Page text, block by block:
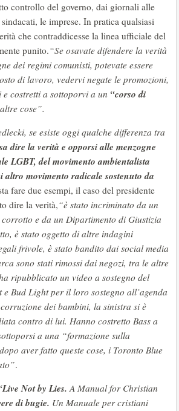
controllo del governo, dai giornali alle
le imprese. In pratica qualsiasi
che contraddicesse la linea ufficiale del
punito.“Se osavate difendere la verità
dei regimi comunisti, potevate essere
di lavoro, vedervi negate le promozioni,
costretti a sottoporvi a un “corso di
cose”.
se esiste oggi qualche differenza tra
dire la verità e opporsi alle menzogne
LGBT, del movimento ambientalista
altro movimento radicale sostenuto da
fare due esempi, il caso del presidente
dire la verità,“è stato incriminato da un
e da un Dipartimento di Giustizia
è stato oggetto di altre indagini
frivole, è stato bandito dai social media
sono stati rimossi dai negozi, tra le altre
ripubblicato un video a sostegno del
Bud Light per il loro sostegno all’agenda
dei bambini, la sinistra si è
contro di lui. Hanno costretto Bass a
a una “formazione sulla
aver fatto queste cose, i Toronto Blue
.
Live Not by Lies.A Manual for Christian
di bugie. Un Manuale per cristiani